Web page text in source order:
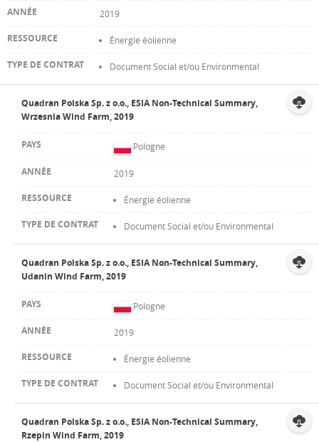
2019
Énergie éolienne
Document Social et/ou Environmental
Quadran Polska Sp. z o.o., ESIA Non-Technical Summary,
Wrzesnia Wind Farm, 2019
Pologne
2019
Énergie éolienne
Document Social et/ou Environmental
Quadran Polska Sp. z o.o., ESIA Non-Technical Summary,
Udanin Wind Farm, 2019
Pologne
2019
Énergie éolienne
Document Social et/ou Environmental
Quadran Polska Sp. z o.o., ESIA Non-Technical Summary,
Rzepin Wind Farm, 2019